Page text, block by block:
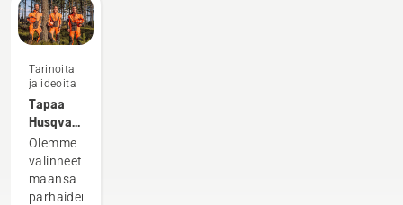
Tarinoita
ja ideoita
Tapaa
Husqvarnan
H-tiimi –
tuotteidemme
vaativimmat
käyttäjät
Olemme
valinneet
maansa
parhaiden